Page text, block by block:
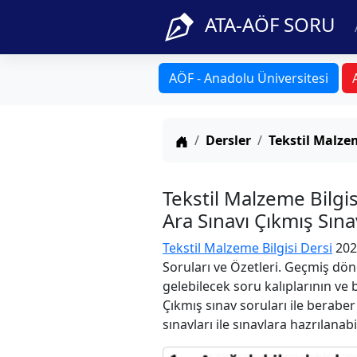
ATA-AÖF SORU
AÖF - Anadolu Üniversitesi
Anasayfa
Dersler Tekstil
Tekstil Malzeme
Ara Sınavı Çıkmış
Tekstil Malzeme Bilgisi Dersi
Soruları ve Özetleri. Geçmiş
gelebilecek soru kalıplarının
Çıkmış sınav soruları ile
sınavları ile sınavlara